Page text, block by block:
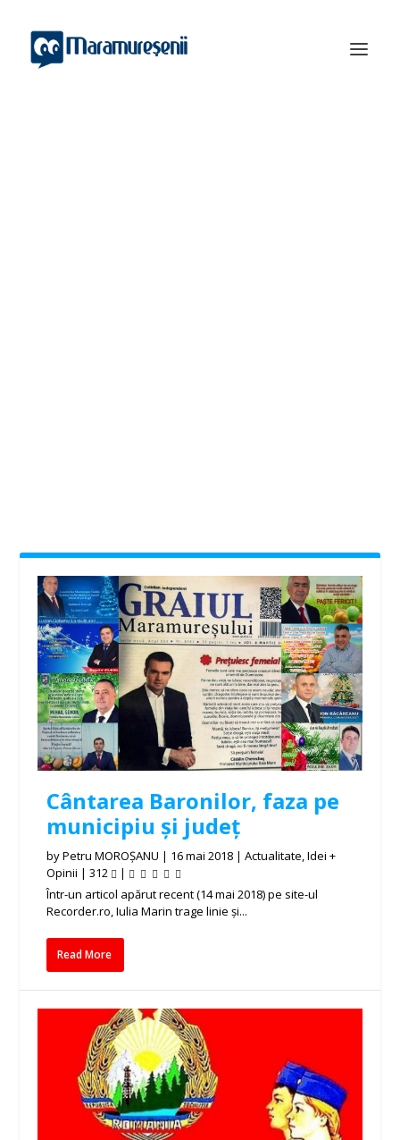
Cântarea Baronilor, faza pe
municipiu și județ
byPetru MOROȘANU | 16 mai 2018 |Actualitate,Idei +
Opinii |312
|
Într-un articol apărut recent (14 mai 2018) pe site-ul
Recorder.ro, Iulia Marin trage linie și...
Read More